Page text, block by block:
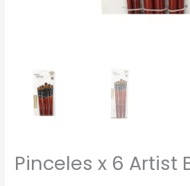
Pinceles x 6 Artist